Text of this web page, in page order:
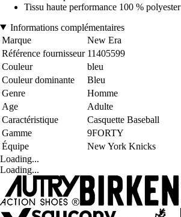
Tissu haute performance 100 % polyester
Informations complémentaires
Marque
New Era
Référence fournisseur 11405599
Couleur
bleu
Couleur dominante
Bleu
Genre
Homme
Age
Adulte
Caractéristique
Casquette Baseball
Gamme
9FORTY
Équipe
New York Knicks
Loading...
Loading...